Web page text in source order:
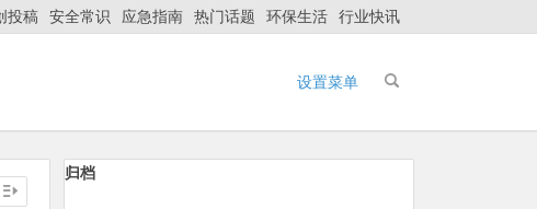
投稿 安全常识 应急指南 热门话题 环保生活 行业快讯
设置菜单
归档